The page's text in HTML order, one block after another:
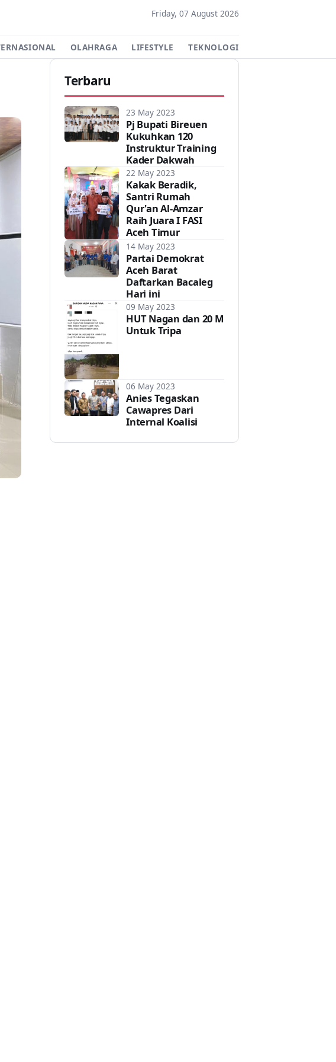
Friday, 07 August 2026
OLAHRAGA LIFESTYLE TEKNOLOGI
Terbaru
23 May 2023
Pj Bupati Bireuen
Kukuhkan 120
Instruktur Training
Kader Dakwah
22 May 2023
Kakak Beradik,
Santri Rumah
Qur'an Al-Amzar
Raih Juara I FASI
Aceh Timur
14 May 2023
Partai Demokrat
Aceh Barat
Daftarkan Bacaleg
Hari ini
09 May 2023
HUT Nagan dan 20 M
Untuk Tripa
06 May 2023
Anies Tegaskan
Cawapres Dari
Internal Koalisi